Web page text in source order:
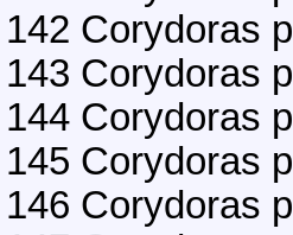
142 Corydoras
143 Corydoras
144 Corydoras
145 Corydoras
146 Corydoras